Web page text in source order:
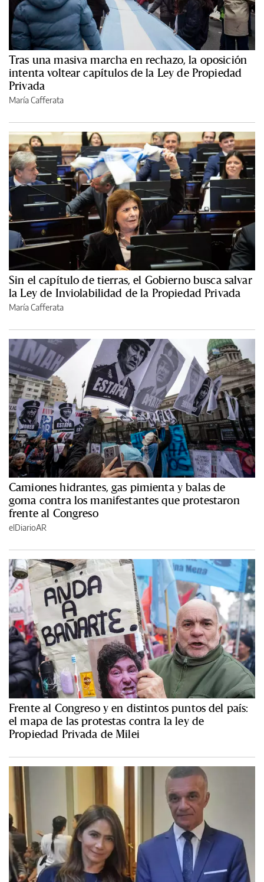
Tras una masiva marcha en rechazo, la oposición
intenta voltear capítulos de la Ley de Propiedad
Privada
María Cafferata
Sin el capítulo de tierras, el Gobierno busca salvar
la Ley de Inviolabilidad de la Propiedad Privada
María Cafferata
Camiones hidrantes, gas pimienta y balas de
goma contra los manifestantes que protestaron
frente al Congreso
elDiarioAR
Frente al Congreso y en distintos puntos del país:
el mapa de las protestas contra la ley de
Propiedad Privada de Milei